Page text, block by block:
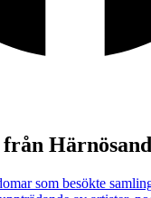
Härnösand